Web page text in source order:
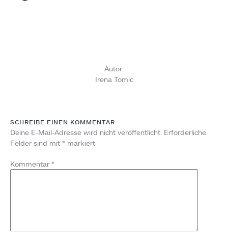
Autor:
Irena Tomic
SCHREIBE EINEN KOMMENTAR
Deine E-Mail-Adresse wird nicht veröffentlicht. Erforderliche
Felder sind mit * markiert
Kommentar *